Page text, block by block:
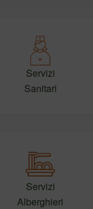
Servizi
Sanitari
Servizi
Alberghieri